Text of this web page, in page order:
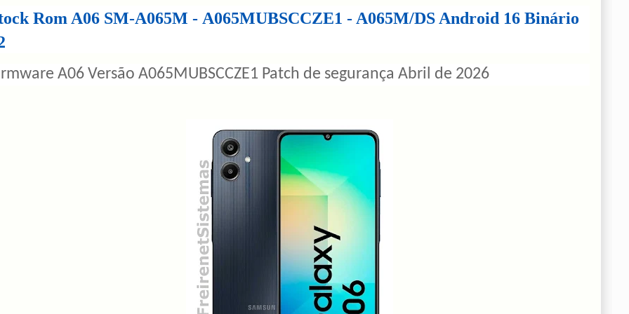
Rom A06 SM-A065M - A065MUBSCCZE1 - A065M/DS Android 16 Binário
A06 Versão A065MUBSCCZE1 Patch de segurança Abril de 2026